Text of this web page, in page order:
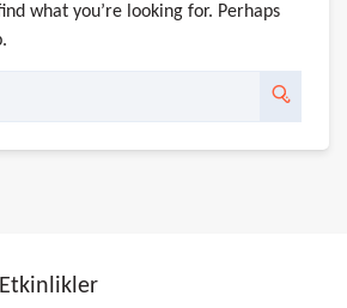
what you’re looking for. Perhaps